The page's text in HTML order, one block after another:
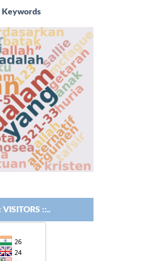
Keywords
VISITORS ::..